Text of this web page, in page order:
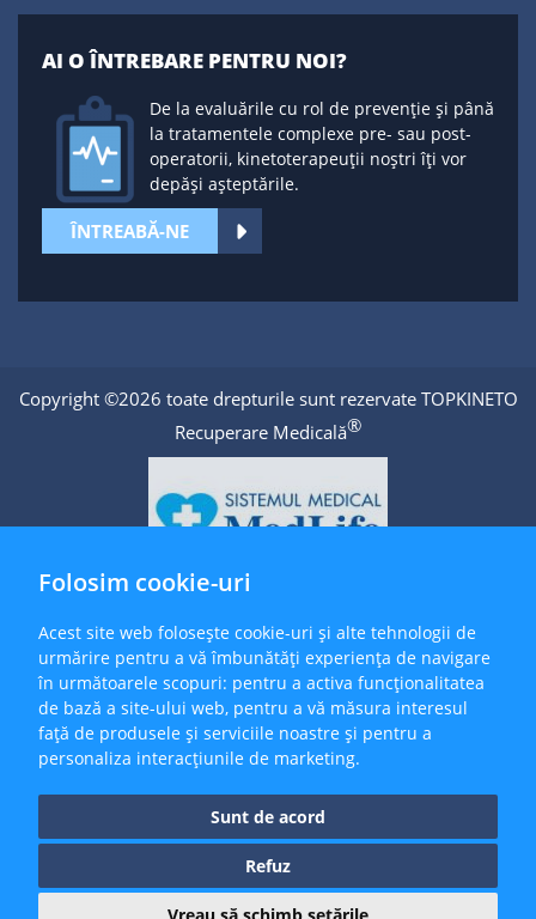
Folosim cookie-uri
Acest site web folosește cookie-uri și alte tehnologii de
urmărire pentru a vă îmbunătăți experiența de navigare
în următoarele scopuri: pentru a activa funcționalitatea
de bază a site-ului web, pentru a vă măsura interesul
față de produsele și serviciile noastre și pentru a
personaliza interacțiunile de marketing.
Sunt de acord
Refuz
AI O ÎNTREBARE PENTRU NOI?
De la evaluările cu rol de prevenție și până
la tratamentele complexe pre- sau post-
operatorii, kinetoterapeuții noștri îți vor
depăși așteptările.
ÎNTREABĂ-NE
Copyright ©2026 toate drepturile sunt rezervate TOPKINETO
Recuperare Medicală®
Update cookies preferences